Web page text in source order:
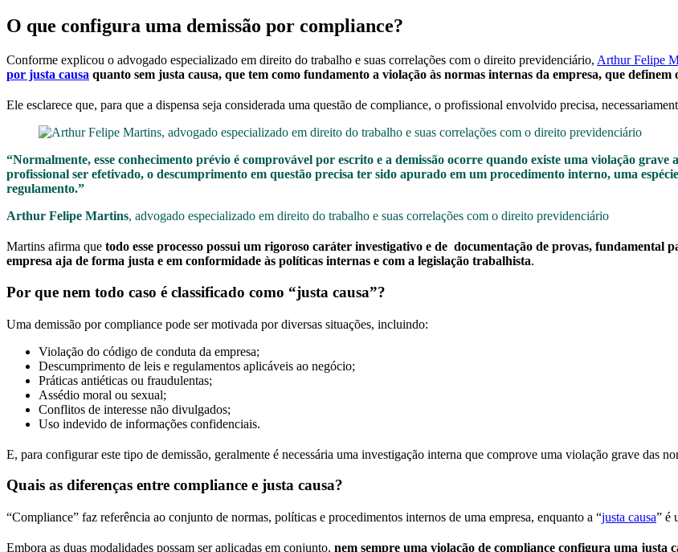
O que configura uma demissão por compliance?
Conforme explicou o advogado especializado em direito do trabalho e suas correlações com o direito previdenciário, Arthur Felipe
por justa causa quanto sem justa causa, que tem como fundamento a violação às normas internas da empresa, que
Ele esclarece que, para que a dispensa seja considerada uma questão de compliance, o profissional envolvido precisa,
“Normalmente, esse conhecimento prévio é comprovável por escrito e a demissão ocorre quando existe uma violação
profissional ser efetivado, o descumprimento em questão precisa ter sido apurado em um procedimento interno, uma
regulamento.”
Arthur Felipe Martins, advogado especializado em direito do trabalho e suas correlações com o direito previdenciário
Martins afirma que todo esse processo possui um rigoroso caráter investigativo e de documentação de provas, fundamental
empresa aja de forma justa e em conformidade às políticas internas e com a legislação trabalhista.
Por que nem todo caso é classificado como “justa causa”?
Uma demissão por compliance pode ser motivada por diversas situações, incluindo:
Violação do código de conduta da empresa;
Descumprimento de leis e regulamentos aplicáveis ao negócio;
Práticas antiéticas ou fraudulentas;
Assédio moral ou sexual;
Conflitos de interesse não divulgados;
Uso indevido de informações confidenciais.
E, para configurar este tipo de demissão, geralmente é necessária uma investigação interna que comprove uma violação grave das
Quais as diferenças entre compliance e justa causa?
“Compliance” faz referência ao conjunto de normas, políticas e procedimentos internos de uma empresa, enquanto a “justa causa” é
Embora as duas modalidades possam ser aplicadas em conjunto, nem sempre uma violação de compliance configura uma justa